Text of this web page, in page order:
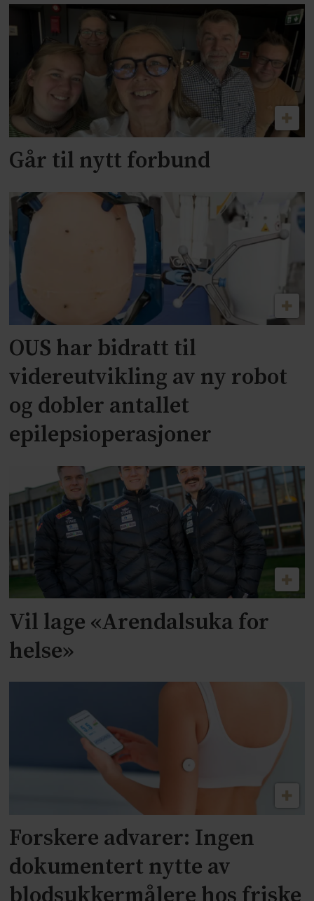
Går til nytt forbund
OUS har bidratt til
videreutvikling av ny robot
og dobler antallet
epilepsioperasjoner
Vil lage «Arendalsuka for
helse»
Forskere advarer: Ingen
dokumentert nytte av